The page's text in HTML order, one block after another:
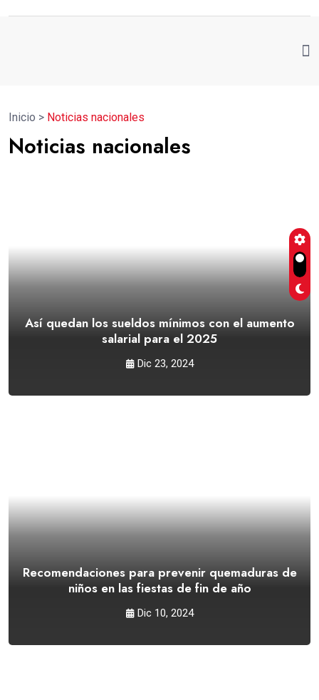
Inicio > Noticias nacionales
Noticias nacionales
Así quedan los sueldos mínimos con el aumento
salarial para el 2025
Dic 23, 2024
Recomendaciones para prevenir quemaduras de
niños en las fiestas de fin de año
Dic 10, 2024